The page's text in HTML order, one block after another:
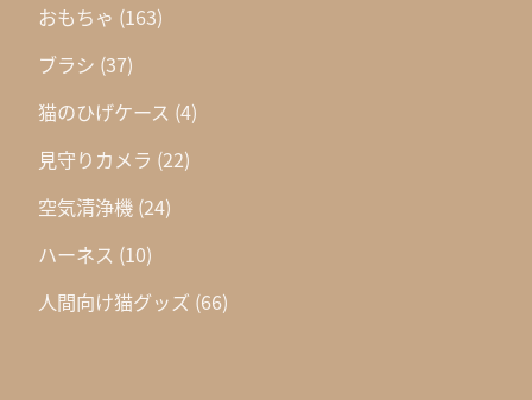
おもちゃ (163)
ブラシ (37)
猫のひげケース (4)
見守りカメラ (22)
空気清浄機 (24)
ハーネス (10)
人間向け猫グッズ (66)